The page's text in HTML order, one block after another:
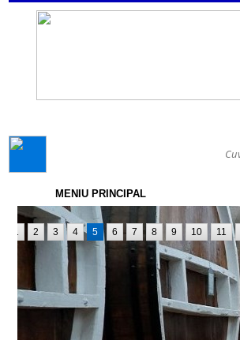
MENIU PRINCIPAL
1 2 3 4 5 6 7 8 9 10 11